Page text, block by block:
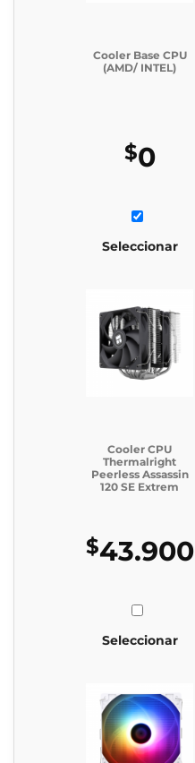
Cooler Base CPU
(AMD/ INTEL)
$0
Seleccionar
Cooler CPU
Thermalright
Peerless Assassin
120 SE Extrem
$43.900
Seleccionar